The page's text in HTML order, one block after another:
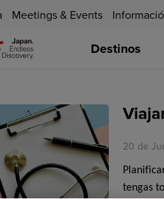
Meetings & Events
Destinos
20 de
tengas